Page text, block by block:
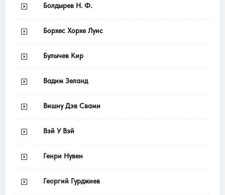
Болдырев Н. Ф.
Борхес Хорхе Луис
Булычев Кир
Вадим Зеланд
Вишну Дэв Свами
Вэй У Вэй
Генри Нувен
Георгий Гурджиев